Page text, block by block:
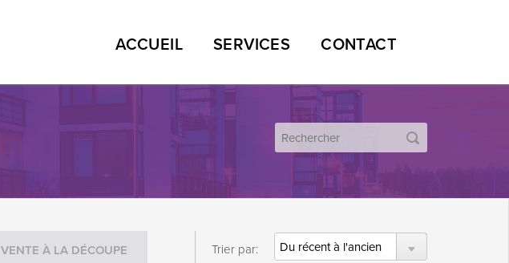
ACCUEIL SERVICES CONTACT
VENTE À LA DÉCOUPE Trier par: